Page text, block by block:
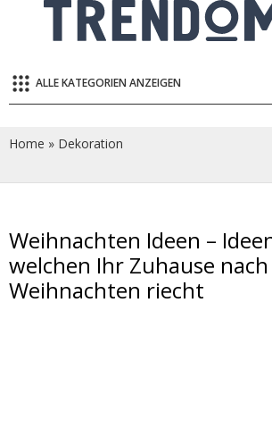
ALLE KATEGORIEN ANZEIGEN
Home » Dekoration
Weihnachten Ideen –
welchen Ihr Zuhause nach
Weihnachten riecht